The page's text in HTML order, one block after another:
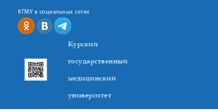
КГМУ в социальных сетях
Курский
государственный
медицинский
университет